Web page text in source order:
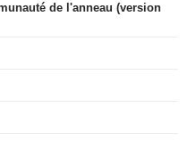
de l'anneau (version